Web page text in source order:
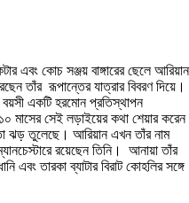
এবং কোচ সঞ্জয় বাঙ্গারের ছেলে আরিয়ান
তাঁর রূপান্তের যাত্রার বিবরণ দিয়ে।
একটি হরমোন প্রতিস্থাপন
মাসের সেই লড়াইয়ের কথা শেয়ার করেন
ঝড় তুলেছে। আরিয়ান এখন তাঁর নাম
রয়েছেন তিনি। আনায়া তাঁর
তারকা ব্যাটার বিরাট কোহলির সঙ্গে